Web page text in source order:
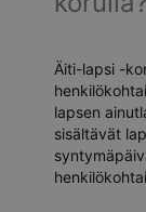
Äiti-lapsi -
lapsen
sisältävät